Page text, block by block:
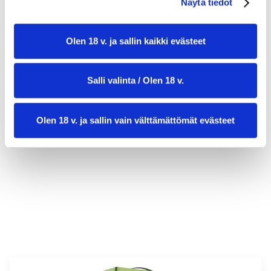
Näytä tiedot
Olen 18 v. ja sallin kaikki evästeet
Salli valinta / Olen 18 v.
Olen 18 v. ja sallin vain välttämättömät evästeet
valmistusaika:25 min
annosmäärä :4